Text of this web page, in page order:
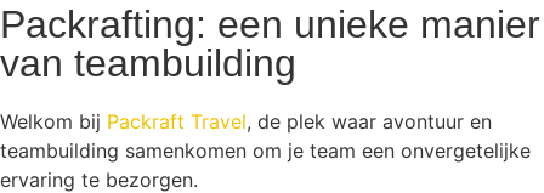
Packrafting: een unieke manier
van teambuilding
Welkom bij Packraft Travel, de plek waar avontuur en
teambuilding samenkomen om je team een onvergetelijke
ervaring te bezorgen.